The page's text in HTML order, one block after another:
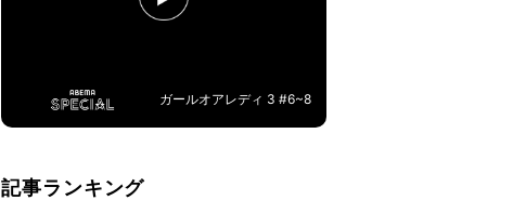
ガールオアレディ 3 #6~8
記事ランキング